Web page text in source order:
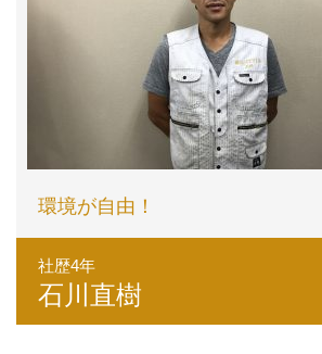
環境が自由！
社歴4年
石川直樹